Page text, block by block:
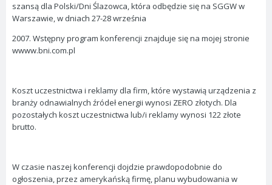
szansą dla Polski/Dni Ślazowca, która odbędzie się na SGGW w
Warszawie, w dniach 27-28 września
2007. Wstępny program konferencji znajduje się na mojej stronie
wwww.bni.com.pl
Koszt uczestnictwa i reklamy dla firm, które wystawią urządzenia z
branży odnawialnych źródeł energii wynosi ZERO złotych. Dla
pozostałych koszt uczestnictwa lub/i reklamy wynosi 122 złote
brutto.
W czasie naszej konferencji dojdzie prawdopodobnie do
ogłoszenia, przez amerykańską firmę, planu wybudowania w